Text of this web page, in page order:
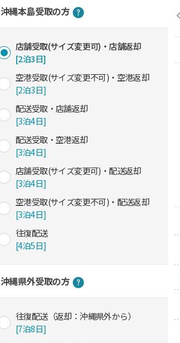
沖縄本島受取の方
店舗受取(サイズ変更可)・店舗返却
[2泊3日]
空港受取(サイズ変更不可)・空港返却
[2泊3日]
配送受取・店舗返却
[3泊4日]
配送受取・空港返却
[3泊4日]
店舗受取(サイズ変更可)・配送返却
[3泊4日]
空港受取(サイズ変更不可)・配送返却
[3泊4日]
往復配送
[4泊5日]
沖縄県外受取の方
往復配送（返却：沖縄県外から）
[7泊8日]